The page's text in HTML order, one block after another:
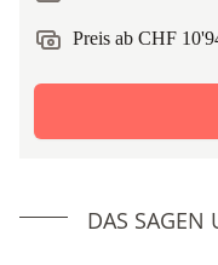
Preis ab CHF
DAS SAGEN